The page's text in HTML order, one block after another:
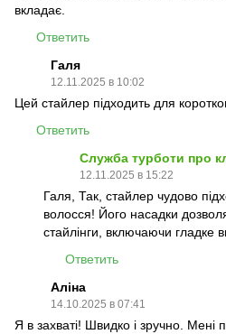
вкладає.
Ответить
Галя
12.11.2025 в 10:02
Цей стайлер підходить для
Ответить
Служба турботи про
12.11.2025 в 15:22
Галя, Так, стайлер чудово
волосся! Його насадки
стайлінги, включаючи гладке
Ответить
Аліна
14.10.2025 в 07:41
Я в захваті! Швидко і зручно. Мені